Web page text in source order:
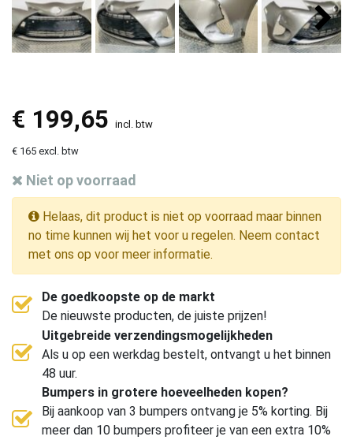
€ 199,65 incl. btw
€ 165 excl. btw
Niet op voorraad
Helaas, dit product is niet op voorraad maar binnen
no time kunnen wij het voor u regelen. Neem contact
met ons op voor meer informatie.
De goedkoopste op de markt
De nieuwste producten, de juiste prijzen!
Uitgebreide verzendingsmogelijkheden
Als u op een werkdag bestelt, ontvangt u het binnen
48 uur.
Bumpers in grotere hoeveelheden kopen?
Bij aankoop van 3 bumpers ontvang je 5% korting. Bij
meer dan 10 bumpers profiteer je van een extra 10%